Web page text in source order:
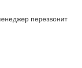
перезвонит